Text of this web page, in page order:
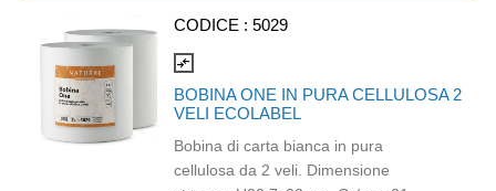
(EU) 2016/425) Adatti al contatto con
gli alimenti in accordo col regolamento
(EC) No 1935/2004 e con
regolamento della Commissione
CODICE : 5029
compare_arrows
BOBINA ONE IN PURA CELLULOSA 2
VELI ECOLABEL
Bobina di carta bianca in pura
cellulosa da 2 veli. Dimensione